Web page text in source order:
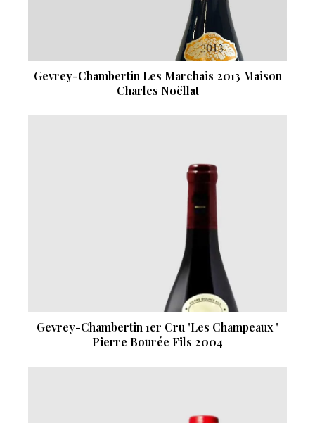
Gevrey-Chambertin Les Marchais 2013 Maison
Charles Noëllat
Gevrey-Chambertin 1er Cru 'Les Champeaux '
Pierre Bourée Fils 2004